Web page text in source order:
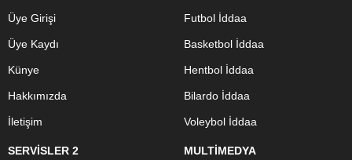
Üye Girişi
Üye Kaydı
Künye
Hakkımızda
İletişim
Futbol İddaa
Basketbol İddaa
Hentbol İddaa
Bilardo İddaa
Voleybol İddaa
SERVİSLER 2
MULTİMEDYA